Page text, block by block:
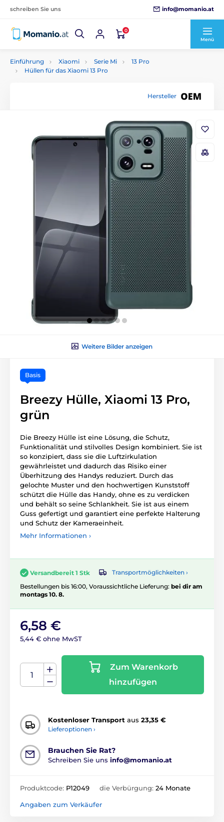
schreiben Sie uns info@momanio.at
0
Menü
Einführung Xiaomi Serie Mi
13 Pro
Hüllen für das Xiaomi 13 Pro
Hersteller
Weitere Bilder anzeigen
Basis
Breezy Hülle, Xiaomi 13 Pro,
grün
Die Breezy Hülle ist eine Lösung, die Schutz,
Funktionalität und stilvolles Design kombiniert. Sie ist
so konzipiert, dass sie die Luftzirkulation
gewährleistet und dadurch das Risiko einer
Überhitzung des Handys reduziert. Durch das
gelochte Muster und den hochwertigen Kunststoff
schützt die Hülle das Handy, ohne es zu verdicken
und behält so seine Schlankheit. Sie ist aus einem
Guss gefertigt und garantiert eine perfekte Halterung
und Schutz der Kameraeinheit.
Mehr Informationen ›
Versandbereit 1 Stk
Transportmöglichkeiten ›
Bestellungen bis 16:00, Voraussichtliche Lieferung: bei dir am
montags 10. 8.
6,58 €
5,44 € ohne MwST
Zum Warenkorb
hinzufügen
Kostenloser Transport aus 23,35 €
Lieferoptionen ›
Brauchen Sie Rat?
Schreiben Sie uns info@momanio.at
Produktcode: P12049 die Verbürgung: 24 Monate
Angaben zum Verkäufer